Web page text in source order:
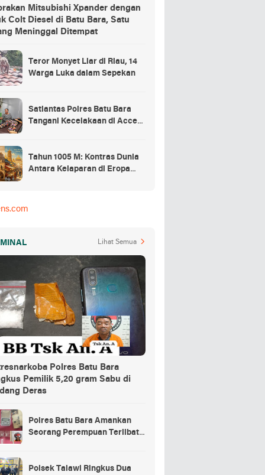
Mitsubishi Xpander dengan
Colt Diesel di Batu Bara, Satu
Meninggal Ditempat
Teror Monyet Liar di Riau, 14
Warga Luka dalam Sepekan
Satlantas Polres Batu Bara
Tangani Kecelakaan di Access
Tahun 1005 M: Kontras Dunia
Antara Kelaparan di Eropa
Lihat Semua
Polres Batu Bara
Pemilik 5,20 gram Sabu di
Deras
Polres Batu Bara Amankan
Seorang Perempuan Terlibat
Polsek Talawi Ringkus Dua